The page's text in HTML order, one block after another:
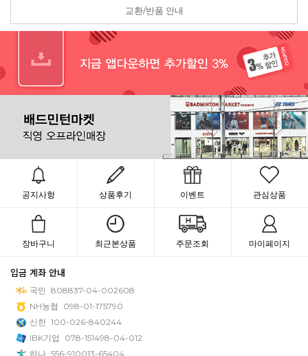
교환/반품 안내
공지사항 상품후기 이벤트 관심상품
장바구니 최근본상품 주문조회 마이페이지
입금 계좌 안내
국민 808837-04-002608
NH농협
098-01-175790
신한 100-026-840244
IBK기업
078-151498-04-012
하나 556-910013-65404